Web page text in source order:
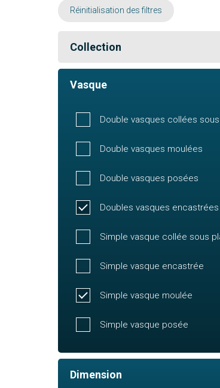
Réinitialisation des filtres
Collection
Vasque
Double vasques collées
Double vasques moulées
Double vasques posées
Doubles vasques encastrées
Simple vasque collée sous
Simple vasque encastrée
Simple vasque moulée
Simple vasque posée
Dimension